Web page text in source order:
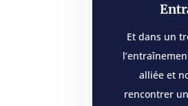
Et dans un
alliée et
rencontrer